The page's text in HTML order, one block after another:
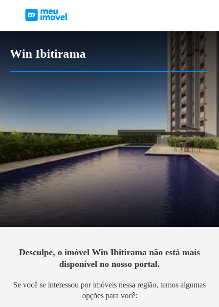
Win Ibitirama
Desculpe, o imóvel Win Ibitirama não está mais
disponível no nosso portal.
Se você se interessou por imóveis nessa região, temos algumas
opções para você: